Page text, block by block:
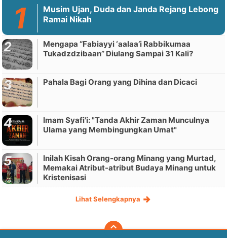
Musim Ujan, Duda dan Janda Rejang Lebong
Ramai Nikah
Mengapa “Fabiayyi ‘aalaa’i Rabbikumaa
Tukadzdzibaan” Diulang Sampai 31 Kali?
Pahala Bagi Orang yang Dihina dan Dicaci
Imam Syafi'i: "Tanda Akhir Zaman Munculnya
Ulama yang Membingungkan Umat"
Inilah Kisah Orang-orang Minang yang Murtad,
Memakai Atribut-atribut Budaya Minang untuk
Kristenisasi
Lihat Selengkapnya